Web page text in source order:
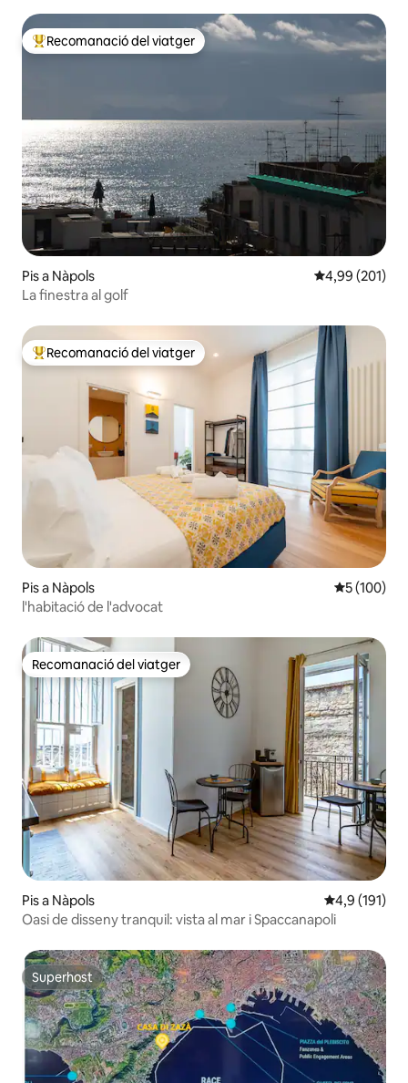
Principals recomanacions dels viatgers
Recomanació del viatger
Pis a Nàpols 4,99 de
4,99 (201)
La finestra al golf
Principals recomanacions dels viatgers
Recomanació del viatger
Pis a Nàpols 5 de
5 (100)
l'habitació de l'advocat
Recomanació del viatger
Recomanació del viatger
Pis a Nàpols 4,9 de
4,9 (191)
Oasi de disseny tranquil: vista al mar i Spaccanapoli
Superhost
Superhost